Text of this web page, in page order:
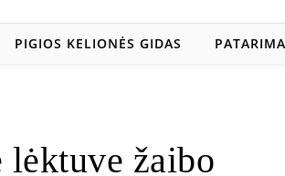
PIGIOS KELIONĖS GIDAS
lėktuve žaibo